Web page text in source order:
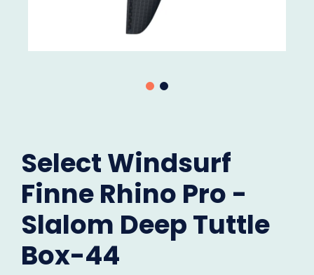
Select Windsurf
Finne Rhino Pro -
Slalom Deep Tuttle
Box-44